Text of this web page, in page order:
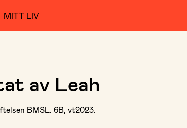
MITT LIV
av Leah
BMSL. 6B, vt2023.